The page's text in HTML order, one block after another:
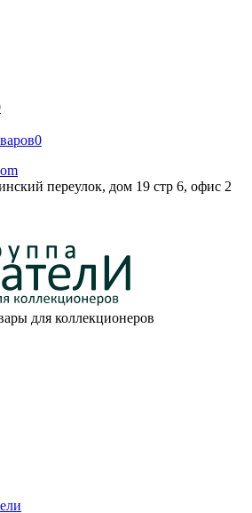
0
переулок, дом 19 стр 6, офис 2
для коллекционеров